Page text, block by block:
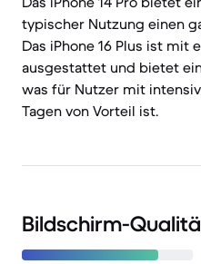
typischer Nutzung einen
Das iPhone 16 Plus ist mit
ausgestattet und bietet
was für Nutzer mit
Tagen von Vorteil ist.
Bildschirm-